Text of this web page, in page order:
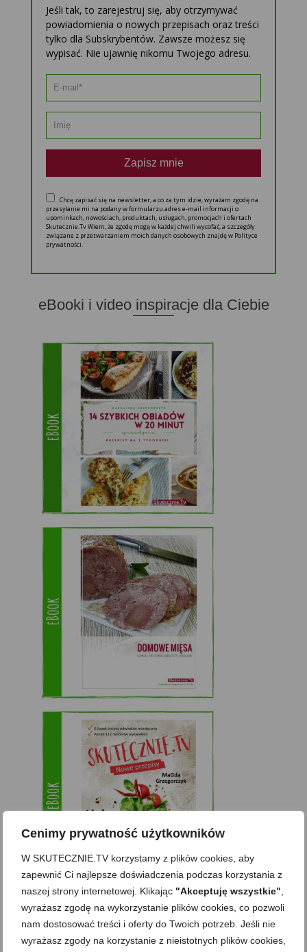
Cenimy prywatność użytkowników
W SKUTECZNIE.TV korzystamy z plików cookies, aby
zapewnić Ci najlepsze doświadczenia podczas korzystania z
naszej strony internetowej. Klikając "Akceptuję wszystkie"
wyrażasz zgodę na wykorzystanie plików cookies, co pozwoli
nam dostosować treści i oferty do Twoich potrzeb. Jeśli nie
wyrażasz zgody na korzystanie z nieistotnych plików cookies,
Jeśli tak, to zarejestruj się, aby otrzymywać
powiadomienia o nowych przepisach oraz treści
tylko dla Subskrybentów. Zawsze możesz się
wypisać. Nie ujawnię nikomu Twojego adresu.
Zapisz mnie
Chcę zapisać się na newsletter, a co za tym idzie, wyrażam zgodę na
przesyłanie mi na podany w formularzu adres e-mail informacji o
upominkach, nowościach, produktach, usługach, promocjach i ofertach
Skutecznie.Tv Wiem, że zgodę mogę w każdej chwili wycofać, a szczegóły
związane z przetwarzaniem moich danych osobowych znajdę w Polityce
prywatności.
eBooki i video inspiracje dla Ciebie
Zobacz też